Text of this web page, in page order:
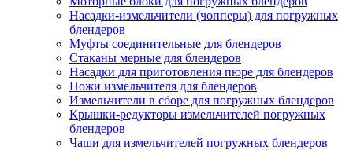
Насадки-измельчители (чопперы) для погружных
блендеров
Муфты соединительные для блендеров
Стаканы мерные для блендеров
Насадки для приготовления пюре для блендеров
Ножи измельчителя для блендеров
Измельчители в сборе для погружных блендеров
Крышки-редукторы измельчителей погружных
блендеров
Чаши для измельчителей погружных блендеров